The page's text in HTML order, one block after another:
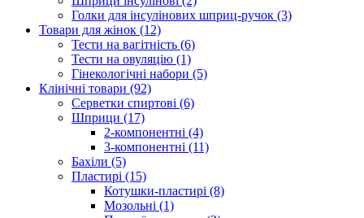
Голки для інсулінових шприц-ручок (3)
Товари для жінок (12)
Тести на вагітність (6)
Тести на овуляцію (1)
Гінекологічні набори (5)
Клінічні товари (92)
Серветки спиртові (6)
Шприци (17)
2-компонентні (4)
3-компонентні (11)
Бахіли (5)
Пластирі (15)
Котушки-пластирі (8)
Мозольні (1)